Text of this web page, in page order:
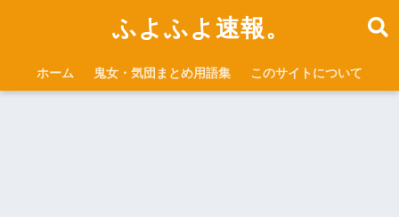
ふよふよ速報。
ホーム 鬼女・気団まとめ用語集 このサイトについて